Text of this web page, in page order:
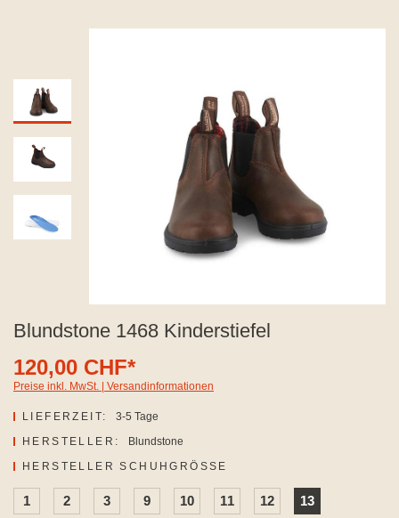
Blundstone 1468 Kinderstiefel
120,00 CHF*
Preise inkl. MwSt. | Versandinformationen
LIEFERZEIT:
3-5 Tage
HERSTELLER:
Blundstone
HERSTELLER SCHUHGRÖSSE
1 2 3 9 10 11 12 13